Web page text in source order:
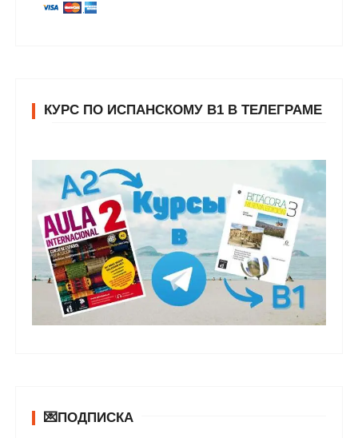
КУРС ПО ИСПАНСКОМУ В1 В ТЕЛЕГРАМЕ
💌ПОДПИСКА